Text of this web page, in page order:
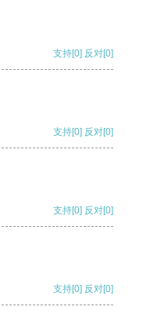
支持[0] 反对[0]
支持[0] 反对[0]
支持[0] 反对[0]
支持[0] 反对[0]